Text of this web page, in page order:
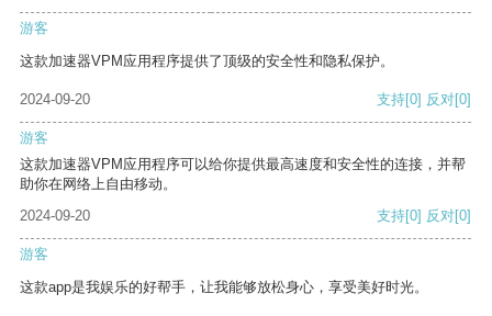
游客
这款加速器VPM应用程序提供了顶级的安全性和隐私保护。
2024-09-20 支持[0] 反对[0]
游客
这款加速器VPM应用程序可以给你提供最高速度和安全性的连接，并帮
助你在网络上自由移动。
2024-09-20
支持[0] 反对[0]
游客
这款app是我娱乐的好帮手，让我能够放松身心，享受美好时光。